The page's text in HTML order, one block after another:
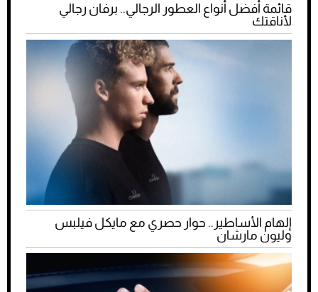
قائمة أفضل أنواع العطور الرجالي.. برفان رجالي
لأناقتك
إلهام الأساطير.. حوار حصري مع مايكل فيلبس
وليون مارشان